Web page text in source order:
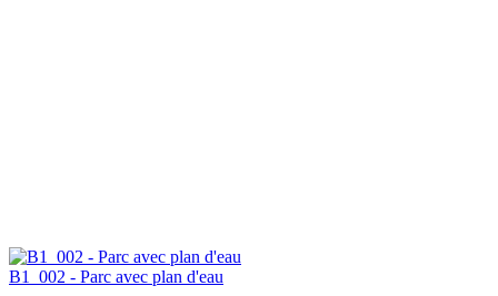
B1_002 - Parc avec plan d'eau